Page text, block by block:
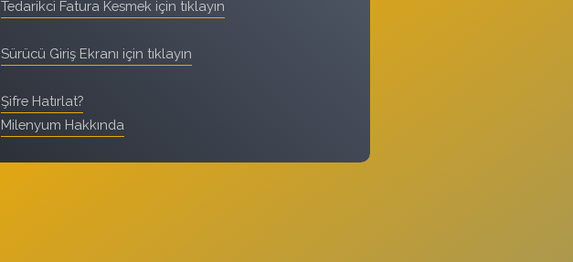
Tedarikci Fatura Kesmek için tıklayın
Sürücü Giriş Ekranı için tıklayın
Şifre Hatırlat?
Milenyum Hakkında